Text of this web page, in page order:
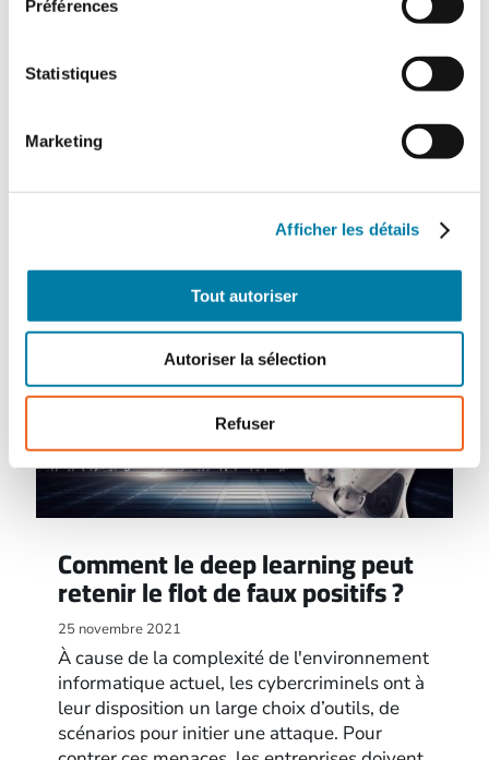
Préférences
Statistiques
Marketing
Afficher les détails
Tout autoriser
Autoriser la sélection
Refuser
7 janvier 2022
encore aujourd'hui sur des solutions de
sécurité physique propriétaires et
exigences et présentent des vulnérabilités.
Lorsqu’elles cherchent à en changer, le coût
est un critère de choix important.…
Comment le deep learning peut
retenir le flot de faux positifs ?
25 novembre 2021
À cause de la complexité de l'environnement
informatique actuel, les cybercriminels ont à
leur disposition un large choix d’outils, de
scénarios pour initier une attaque. Pour